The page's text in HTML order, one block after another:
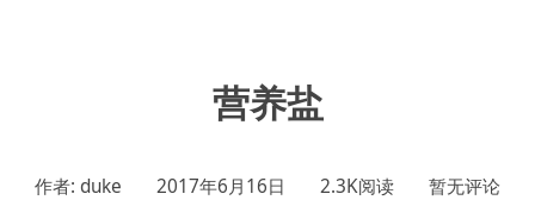
营养盐
作者: duke 2017年6月16日 2.3K阅读 暂无评论